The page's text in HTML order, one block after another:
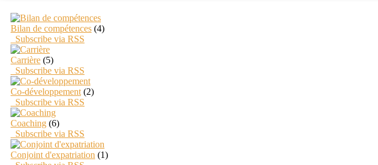
Bilan de compétences (4)
Subscribe via RSS
Carrière (5)
Subscribe via RSS
Co-développement (2)
Subscribe via RSS
Coaching (6)
Subscribe via RSS
Conjoint d'expatriation (1)